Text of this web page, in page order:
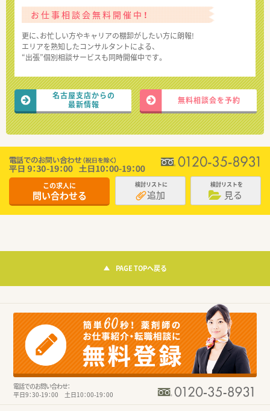
お仕事相談会無料開催中！
更に、お忙しい方やキャリアの棚卸がしたい方に朗報!
エリアを熟知したコンサルタントによる、
“出張”個別相談サービスも同時開催中です。
名古屋支店からの
最新情報
無料相談会を予約
この求人に
問い合わせる
検討リストに
追加
検討リストを
見る
PAGE TOPへ戻る
電話でのお問い合わせ：
平日9：30-19：00 土日10：00-19：00